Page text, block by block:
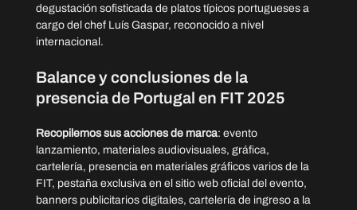
degustación sofisticada de platos típicos portugueses a
cargo del chef Luís Gaspar, reconocido a nivel
internacional.
Balance y conclusiones de la
presencia de Portugal en FIT 2025
Recopilemos sus acciones de marca: evento
lanzamiento, materiales audiovisuales, gráfica,
cartelería, presencia en materiales gráficos varios de la
FIT, pestaña exclusiva en el sitio web oficial del evento,
banners publicitarios digitales, cartelería de ingreso a la